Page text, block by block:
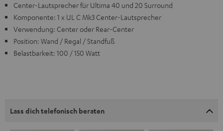
Center-Lautsprecher für Ultima 40 und 20 Surround
Komponente: 1 x UL C Mk3 Center-Lautsprecher
Verwendung: Center oder Rear-Center
Position: Wand / Regal / Standfuß
Belastbarkeit: 100 / 150 Watt
Lass dich telefonisch beraten